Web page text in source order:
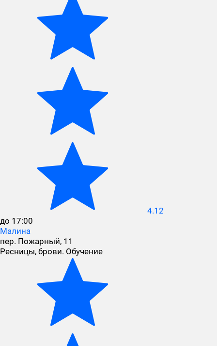
4.12
до 17:00
Малина
пер. Пожарный, 11
Ресницы, брови. Обучение